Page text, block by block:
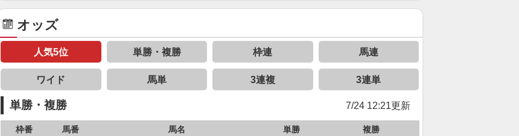
オッズ
人気5位 単勝・複勝 枠連 馬連
ワイド 馬単 3連複 3連単
単勝・複勝 7/24 12:21更新
枠番 馬番 馬名 単勝 複勝